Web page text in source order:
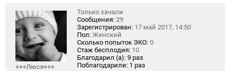
+++Люся+++
Только зачали
Сообщения: 29
Зарегистрирован: 17 май 2017, 14:50
Пол: Женский
Сколько попыток ЭКО: 0
Стаж бесплодия: 10
Благодарил (а): 9 раз
Поблагодарили: 1 раз